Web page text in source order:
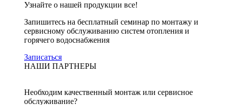
Узнайте о нашей продукции все!
Запишитесь на бесплатный семинар по монтажу и
сервисному обслуживанию систем отопления и
горячего водоснабжения
Записаться
НАШИ ПАРТНЕРЫ
Необходим качественный монтаж или сервисное
обслуживание?